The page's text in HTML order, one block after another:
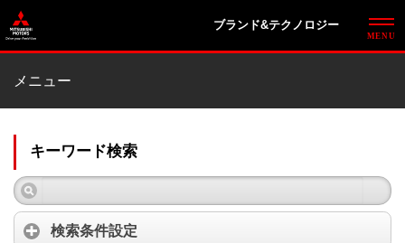
ブランド&テクノロジー
メニュー
キーワード検索
検索条件設定